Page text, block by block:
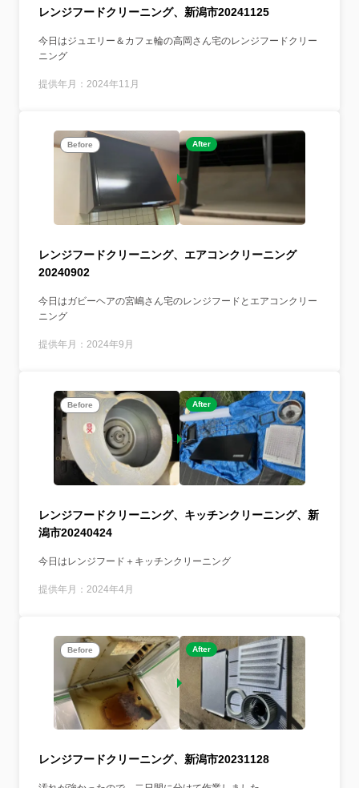
レンジフードクリーニング、新潟市20241125
今日はジュエリー＆カフェ輪の高岡さん宅のレンジフードクリー
ニング
提供年月：2024年11月
Before After
レンジフードクリーニング、エアコンクリーニング
20240902
今日はガビーヘアの宮嶋さん宅のレンジフードとエアコンクリー
ニング
提供年月：2024年9月
Before After
レンジフードクリーニング、キッチンクリーニング、新
潟市20240424
今日はレンジフード＋キッチンクリーニング
提供年月：2024年4月
Before After
レンジフードクリーニング、新潟市20231128